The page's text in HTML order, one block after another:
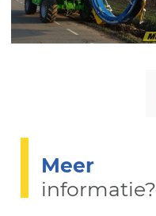
Meer
informatie?